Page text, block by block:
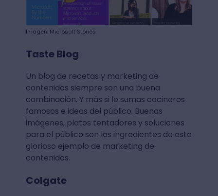
Imagen: Microsoft Stories
Taste Blog
Un blog de recetas y marketing de
contenidos siempre son una buena
combinación. Y más si le sumas cocineros
famosos e ideas del público. Buenas
imágenes, platos tentadores y soluciones
para el público son los ingredientes de este
glorioso ejemplo de marketing de
contenidos.
Colgate